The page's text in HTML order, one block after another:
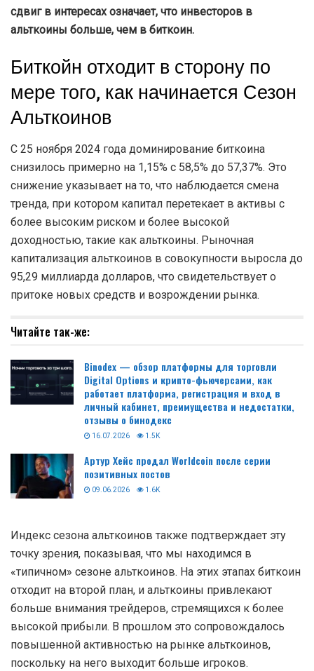
сдвиг в интересах означает, что инвесторов в
альткоины больше, чем в биткоин.
Биткойн отходит в сторону по
мере того, как начинается Сезон
Альткоинов
С 25 ноября 2024 года доминирование биткоина
снизилось примерно на 1,15% с 58,5% до 57,37%. Это
снижение указывает на то, что наблюдается смена
тренда, при котором капитал перетекает в активы с
более высоким риском и более высокой
доходностью, такие как альткоины. Рыночная
капитализация альткоинов в совокупности выросла до
95,29 миллиарда долларов, что свидетельствует о
притоке новых средств и возрождении рынка.
Читайте так-же:
Binodex — обзор платформы для торговли
Digital Options и крипто-фьючерсами, как
работает платформа, регистрация и вход в
личный кабинет, преимущества и недостатки,
отзывы о бинодекс
16.07.2026 1.5K
Артур Хейс продал Worldcoin после серии
позитивных постов
09.06.2026 1.6K
Индекс сезона альткоинов также подтверждает эту
точку зрения, показывая, что мы находимся в
«типичном» сезоне альткоинов. На этих этапах биткоин
отходит на второй план, и альткоины привлекают
больше внимания трейдеров, стремящихся к более
высокой прибыли. В прошлом это сопровождалось
повышенной активностью на рынке альткоинов,
поскольку на него выходит больше игроков.